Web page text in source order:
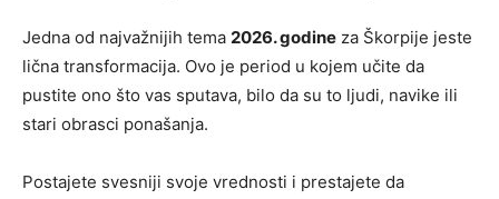
Jedna od najvažnijih tema 2026. godine za Škorpije jeste
lična transformacija. Ovo je period u kojem učite da
pustite ono što vas sputava, bilo da su to ljudi, navike ili
stari obrasci ponašanja.
Postajete svesniji svoje vrednosti i prestajete da